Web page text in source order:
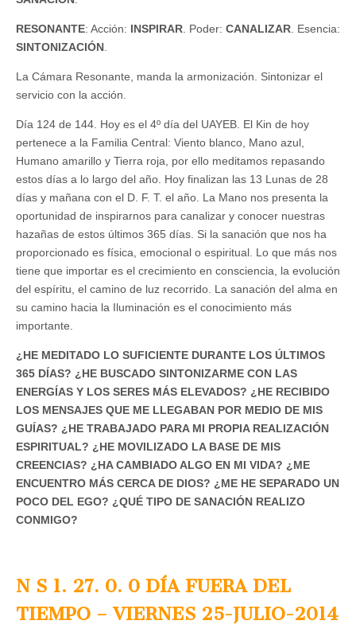
RESONANTE: Acción: INSPIRAR . Poder: CANALIZAR . Esencia:
SINTONIZACIÓN
La Cámara Resonante, manda la armonización. Sintonizar el
servicio con la acción.
Día 124 de 144. Hoy es el 4º día del UAYEB. El Kin de hoy
pertenece a la Familia Central: Viento blanco, Mano azul,
Humano amarillo y Tierra roja, por ello meditamos repasando
estos días a lo largo del año. Hoy finalizan las 13 Lunas de 28
días y mañana con el D. F. T. el año. La Mano nos presenta la
oportunidad de inspirarnos para canalizar y conocer nuestras
hazañas de estos últimos 365 días. Si la sanación que nos ha
proporcionado es física, emocional o espiritual. Lo que más nos
tiene que importar es el crecimiento en consciencia, la evolución
del espíritu, el camino de luz recorrido. La sanación del alma en
su camino hacia la Iluminación es el conocimiento más
importante.
¿HE MEDITADO LO SUFICIENTE DURANTE LOS ÚLTIMOS
365 DÍAS? ¿HE BUSCADO SINTONIZARME CON LAS
ENERGÍAS Y LOS SERES MÁS ELEVADOS? ¿HE RECIBIDO
LOS MENSAJES QUE ME LLEGABAN POR MEDIO DE MIS
GUÍAS? ¿HE TRABAJADO PARA MI PROPIA REALIZACIÓN
ESPIRITUAL? ¿HE MOVILIZADO LA BASE DE MIS
CREENCIAS? ¿HA CAMBIADO ALGO EN MI VIDA? ¿ME
ENCUENTRO MÁS CERCA DE DIOS? ¿ME HE SEPARADO UN
POCO DEL EGO? ¿QUÉ TIPO DE SANACIÓN REALIZO
CONMIGO?
N S 1. 27. 0. 0 DÍA FUERA DEL
TIEMPO – VIERNES 25-JULIO-2014